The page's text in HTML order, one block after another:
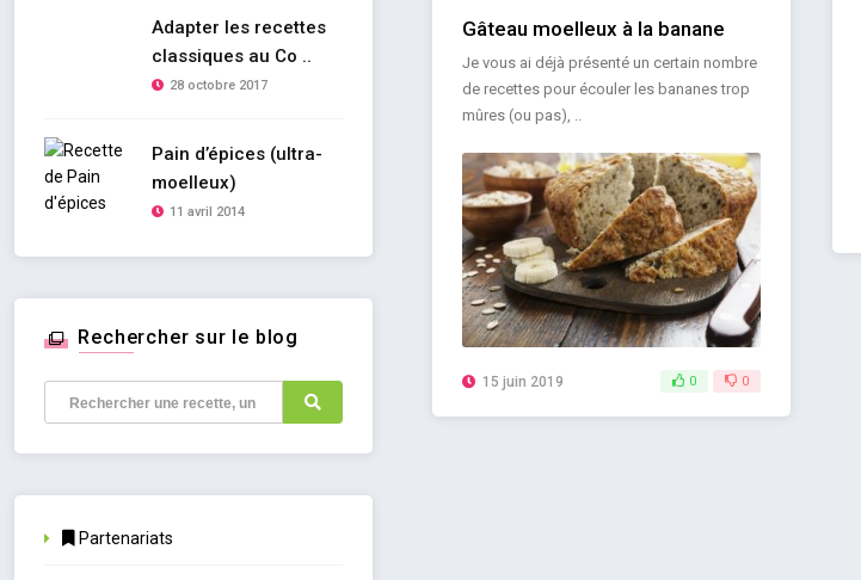
Gâteau moelleux à la banane
Je vous ai déjà présenté un certain nombre
de recettes pour écouler les bananes trop
mûres (ou pas), ..
15 juin 2019 0 0
Adapter les recettes
classiques au Co ..
28 octobre 2017
Pain d’épices (ultra-
moelleux)
11 avril 2014
Rechercher sur le blog
Partenariats